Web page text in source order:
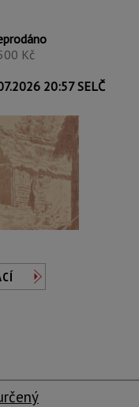
Kč
20:57 SELČ